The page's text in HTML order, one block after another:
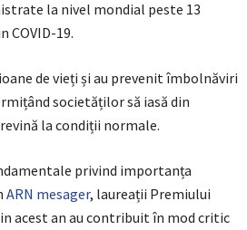
la nivel mondial peste 13
COVID-19.
de vieți și au prevenit îmbolnăviri
societăților să iasă din
la condiții normale.
privind importanța
ARN mesager, laureații Premiului
acest an au contribuit în mod critic